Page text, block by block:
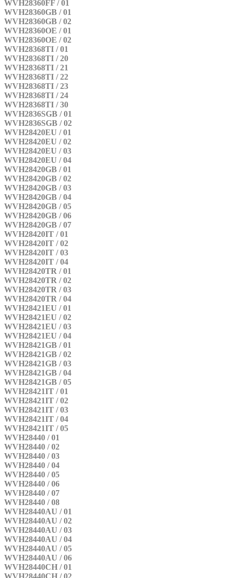
WVH28360FF / 01
WVH28360GB / 01
WVH28360GB / 02
WVH28360OE / 01
WVH28360OE / 02
WVH28368TI / 01
WVH28368TI / 20
WVH28368TI / 21
WVH28368TI / 22
WVH28368TI / 23
WVH28368TI / 24
WVH28368TI / 30
WVH2836SGB / 01
WVH2836SGB / 02
WVH28420EU / 01
WVH28420EU / 02
WVH28420EU / 03
WVH28420EU / 04
WVH28420GB / 01
WVH28420GB / 02
WVH28420GB / 03
WVH28420GB / 04
WVH28420GB / 05
WVH28420GB / 06
WVH28420GB / 07
WVH28420IT / 01
WVH28420IT / 02
WVH28420IT / 03
WVH28420IT / 04
WVH28420TR / 01
WVH28420TR / 02
WVH28420TR / 03
WVH28420TR / 04
WVH28421EU / 01
WVH28421EU / 02
WVH28421EU / 03
WVH28421EU / 04
WVH28421GB / 01
WVH28421GB / 02
WVH28421GB / 03
WVH28421GB / 04
WVH28421GB / 05
WVH28421IT / 01
WVH28421IT / 02
WVH28421IT / 03
WVH28421IT / 04
WVH28421IT / 05
WVH28440 / 01
WVH28440 / 02
WVH28440 / 03
WVH28440 / 04
WVH28440 / 05
WVH28440 / 06
WVH28440 / 07
WVH28440 / 08
WVH28440AU / 01
WVH28440AU / 02
WVH28440AU / 03
WVH28440AU / 04
WVH28440AU / 05
WVH28440AU / 06
WVH28440CH / 01